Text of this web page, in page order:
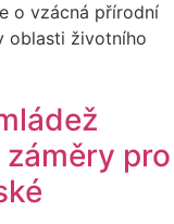
o vzácná přírodní
oblasti životního
pro